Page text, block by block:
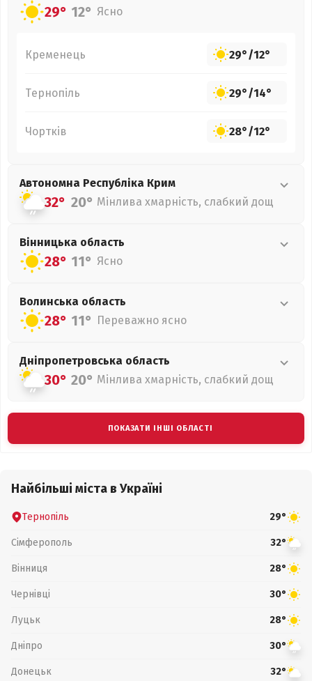
29° 12° Ясно
Кременець 29°/12°
Тернопіль 29°/14°
Чортків 28°/12°
Автономна Республіка Крим
32° 20° Мінлива хмарність, слабкий дощ
Вінницька область
28° 11° Ясно
Волинська область
28° 11° Переважно ясно
Дніпропетровська область
30° 20° Мінлива хмарність, слабкий дощ
ПОКАЗАТИ ІНШІ ОБЛАСТІ
Найбільші міста в Україні
Тернопіль 29°
Сімферополь 32°
Вінниця 28°
Чернівці 30°
Луцьк 28°
Дніпро 30°
Донецьк 32°